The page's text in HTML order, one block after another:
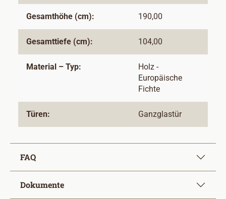
Gesamthöhe (cm): 190,00
Gesamttiefe (cm): 104,00
Material – Typ:
Holz -
Europäische
Fichte
Türen: Ganzglastür
FAQ
Dokumente